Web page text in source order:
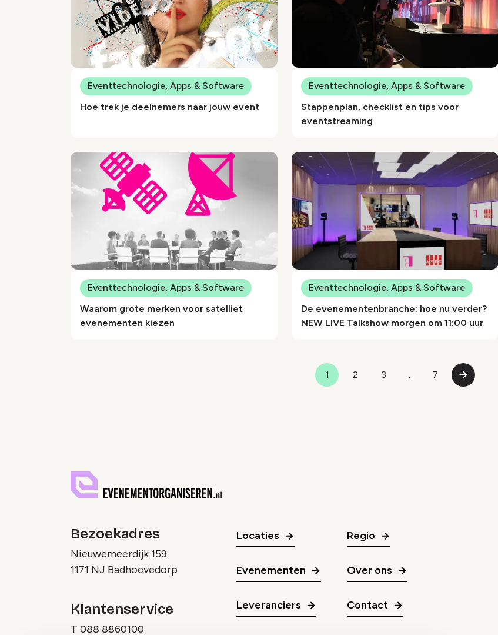
Hoe trek je deelnemers naar jouw event
Eventtechnologie, Apps & Software
Stappenplan, checklist en tips voor
eventstreaming
Eventtechnologie, Apps & Software
Waarom grote merken voor satelliet
evenementen kiezen
Eventtechnologie, Apps & Software
De evenementenbranche: hoe nu verder?
NEW LIVE Talkshow morgen om 11:00 uur
Eventtechnologie, Apps & Software
Pagina
1
Pagina
2
Pagina
3 …
Laatste
7
Volgende
Bezoekadres
Nieuwemeerdijk 159
1171 NJ Badhoevedorp
Klantenservice
T 088 8860100
Locaties
Evenementen
Leveranciers
Regio
Over ons
Contact